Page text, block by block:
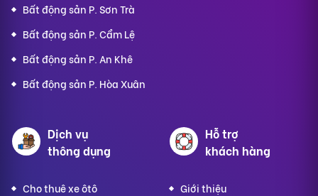
Bất động sản P. Sơn Trà
Bất động sản P. Cẩm Lệ
Bất động sản P. An Khê
Bất động sản P. Hòa Xuân
Dịch vụ
thông dụng
Cho thuê xe ôtô
Hỗ trợ
khách hàng
Giới thiệu